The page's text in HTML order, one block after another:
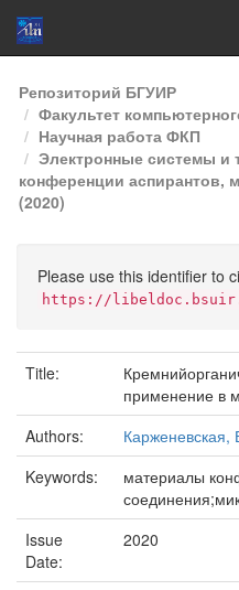
Skip
navigation
Репозиторий БГУИР
Факультет
Научная работа ФКП
Электронные системы и
конференции аспирантов,
(2020)
Please use this identifier to
https://
Title:
применение в
Authors:
Keywords:
материалы
Issue
Date:
2020